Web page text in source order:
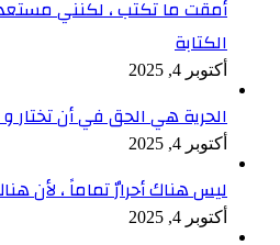
أمقت ما تكتب ، لكنني
الكتابة
أكتوبر 4, 2025
الحرية هي الحق في أن تختار
أكتوبر 4, 2025
ليس هناك أحرارٌ تماماً ، لأن
أكتوبر 4, 2025